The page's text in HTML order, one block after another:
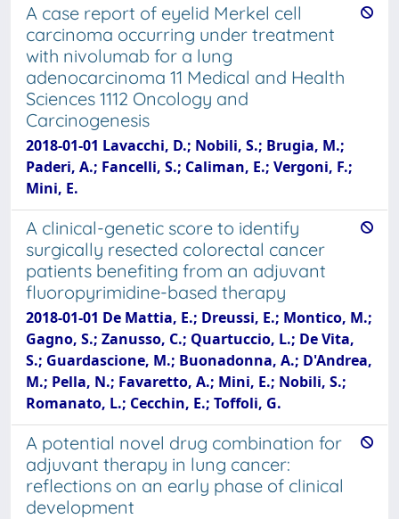
A case report of eyelid Merkel cell
carcinoma occurring under treatment
with nivolumab for a lung
adenocarcinoma 11 Medical and Health
Sciences 1112 Oncology and
Carcinogenesis
2018-01-01 Lavacchi, D.; Nobili, S.; Brugia, M.;
Paderi, A.; Fancelli, S.; Caliman, E.; Vergoni, F.;
Mini, E.
A clinical-genetic score to identify
surgically resected colorectal cancer
patients benefiting from an adjuvant
fluoropyrimidine-based therapy
2018-01-01 De Mattia, E.; Dreussi, E.; Montico, M.;
Gagno, S.; Zanusso, C.; Quartuccio, L.; De Vita,
S.; Guardascione, M.; Buonadonna, A.; D'Andrea,
M.; Pella, N.; Favaretto, A.; Mini, E.; Nobili, S.;
Romanato, L.; Cecchin, E.; Toffoli, G.
A potential novel drug combination for
adjuvant therapy in lung cancer:
reflections on an early phase of clinical
development